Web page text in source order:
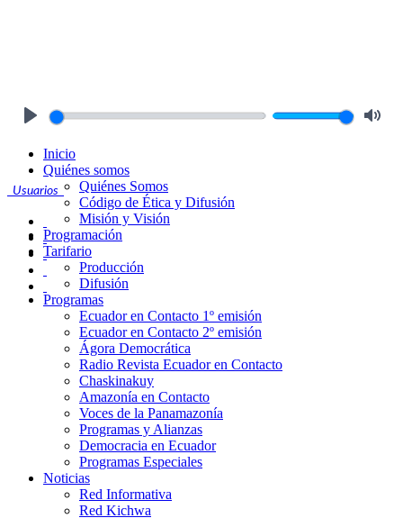
Usuarios
Inicio
Quiénes somos
Quiénes Somos
Código de Ética y Difusión
Misión y Visión
Programación
Tarifario
Producción
Difusión
Programas
Ecuador en Contacto 1º emisión
Ecuador en Contacto 2º emisión
Ágora Democrática
Radio Revista Ecuador en Contacto
Chaskinakuy
Amazonía en Contacto
Voces de la Panamazonía
Programas y Alianzas
Democracia en Ecuador
Programas Especiales
Noticias
Red Informativa
Red Kichwa